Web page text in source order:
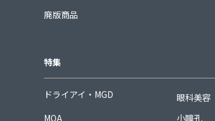
廃版商品
特集
ドライアイ・MGD
眼科美容
MQA
小瞳孔